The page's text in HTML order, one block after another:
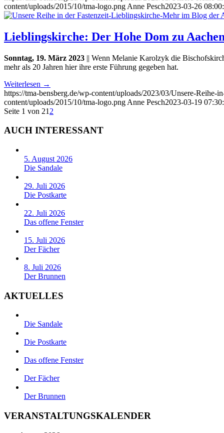
content/uploads/2015/10/tma-logo.png Anne Pesch2023-03-26
Lieblingskirche: Der Hohe Dom zu
Sonntag, 19. März 2023 || Wenn Melanie Karolzyk die
mehr als 20 Jahren hier ihre erste Führung gegeben hat.
Weiterlesen →
https://tma-bensberg.de/wp-content/uploads/2023/03/Unsere-
content/uploads/2015/10/tma-logo.png Anne Pesch2023-03-19
Seite 1 von 21 2
AUCH INTERESSANT
5. August 2026
Die Sandale
29. Juli 2026
Die Postkarte
22. Juli 2026
Das offene Fenster
15. Juli 2026
Der Fächer
8. Juli 2026
Der Brunnen
AKTUELLES
Die Sandale
Die Postkarte
Das offene Fenster
Der Fächer
Der Brunnen
VERANSTALTUNGSKALENDER